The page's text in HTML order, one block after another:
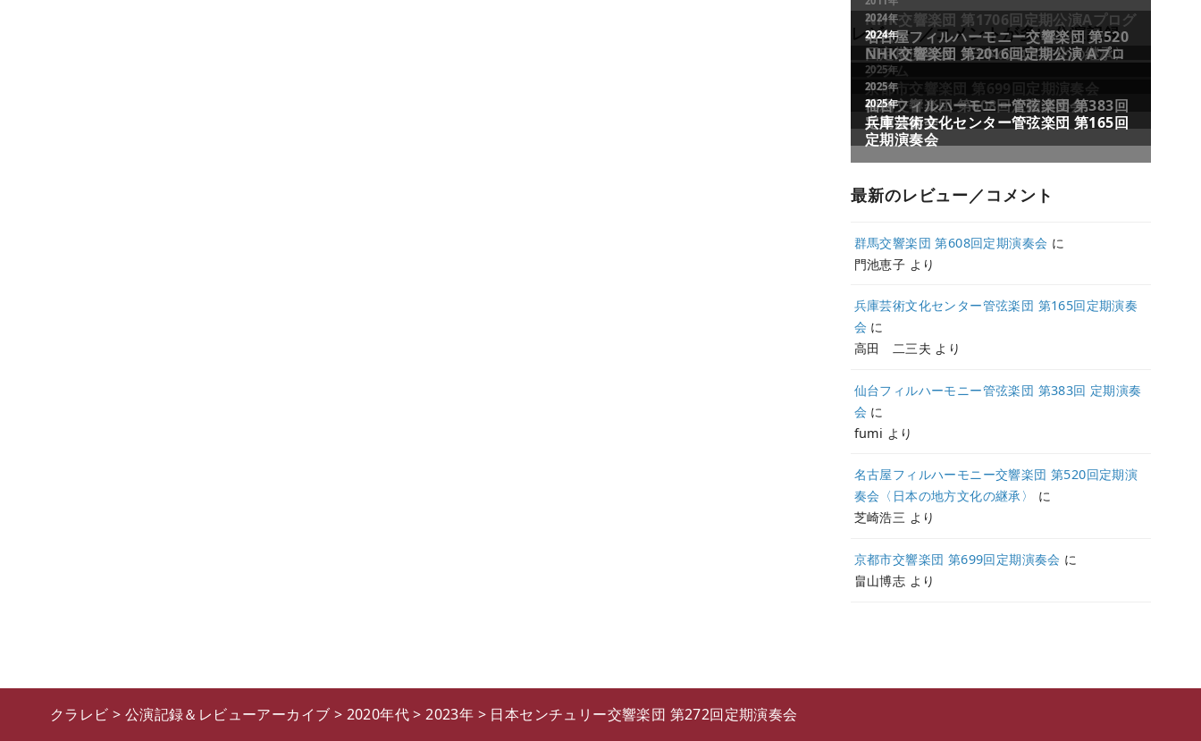
レビュー／コメントが多い公演記録
最新のレビュー／コメント
群馬交響楽団 第608回定期演奏会 に
門池恵子 より
兵庫芸術文化センター管弦楽団 第165回定期演奏
会 に
高田 二三夫 より
仙台フィルハーモニー管弦楽団 第383回 定期演奏
会 に
fumi より
名古屋フィルハーモニー交響楽団 第520回定期演
奏会〈日本の地方文化の継承〉
に
芝崎浩三 より
京都市交響楽団 第699回定期演奏会 に
畠山博志 より
クラレビ > 公演記録＆レビューアーカイブ > 2020年代>2023年 > 日本センチュリー交響楽団 第272回定期演奏会